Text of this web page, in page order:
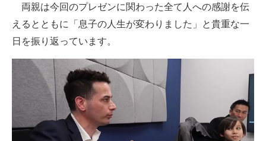
両親は今回のプレゼンに関わった全て人への感謝を伝
えるとともに「息子の人生が変わりました」と貴重な一
日を振り返っています。